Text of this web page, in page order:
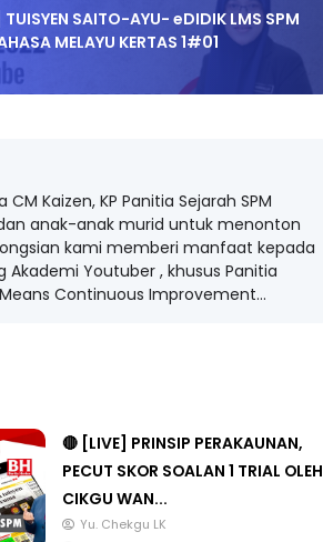
TUISYEN SAITO-AYU- eDIDIK LMS SPM
MELAYU KERTAS 1#01
Kaizen, KP Panitia Sejarah SPM
anak-anak murid untuk menonton
kami memberi manfaat kepada
Youtuber , khusus Panitia
Continuous Improvement...
🔴 [LIVE] PRINSIP PERAKAUNAN,
PECUT SKOR SOALAN 1 TRIAL OLEH
CIKGU WAN...
Yu. Chekgu LK